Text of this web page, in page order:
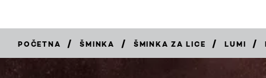
POČETNA / ŠMINKA / ŠMINKA ZA LICE / LUMI /
KUPI